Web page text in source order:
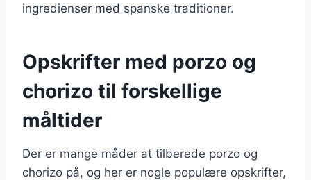
ingredienser med spanske traditioner.
Opskrifter med porzo og
chorizo til forskellige
måltider
Der er mange måder at tilberede porzo og
chorizo på, og her er nogle populære opskrifter,